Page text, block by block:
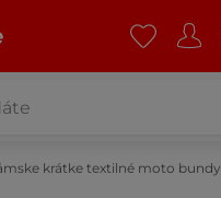
krátke textilné moto bundy